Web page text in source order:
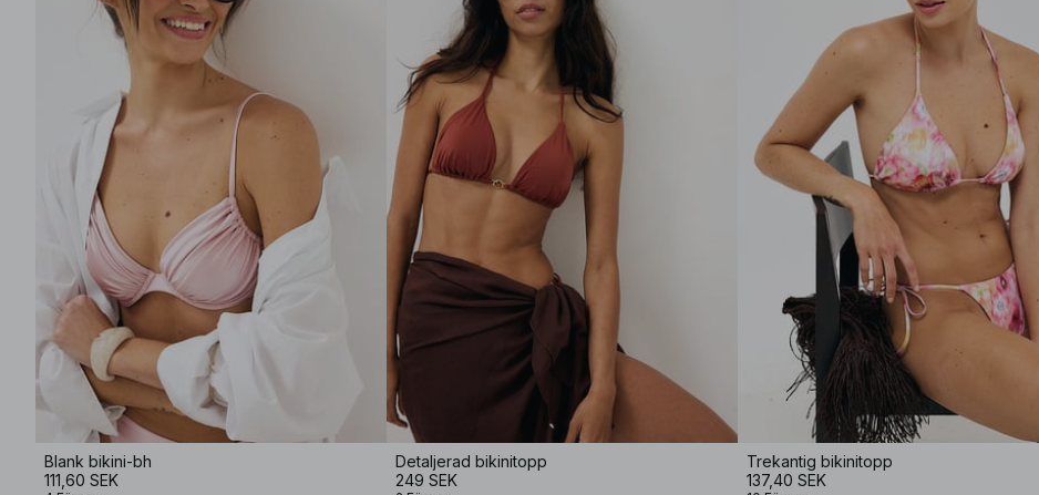
Blank bikini-bh
111,60 SEK
Detaljerad bikinitopp
249 SEK
Trekantig bikinitopp
137,40 SEK